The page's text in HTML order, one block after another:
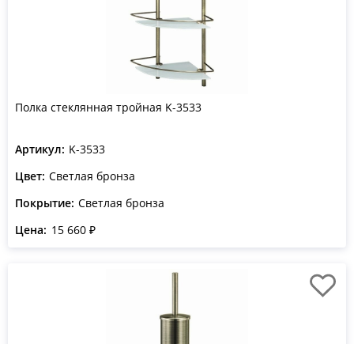
Полка стеклянная тройная K-3533
Артикул: K-3533
Цвет: Светлая бронза
Покрытие: Светлая бронза
Цена: 15 660 ₽